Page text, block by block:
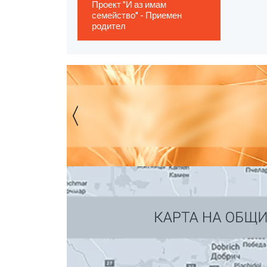
Проект "И аз имам
семейство" - Приемен
родител